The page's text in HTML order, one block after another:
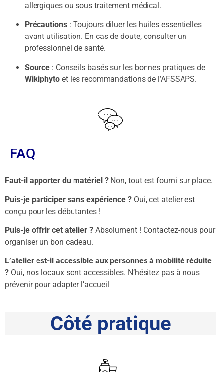
allergiques ou sous traitement médical.
Précautions : Toujours diluer les huiles essentielles
avant utilisation. En cas de doute, consulter un
professionnel de santé.
Source : Conseils basés sur les bonnes pratiques de
Wikiphyto et les recommandations de l’AFSSAPS.
FAQ
Faut-il apporter du matériel ? Non, tout est fourni sur place.
Puis-je participer sans expérience ? Oui, cet atelier est
conçu pour les débutantes !
Puis-je offrir cet atelier ? Absolument ! Contactez-nous pour
organiser un bon cadeau.
L’atelier est-il accessible aux personnes à mobilité réduite
? Oui, nos locaux sont accessibles. N’hésitez pas à nous
prévenir pour adapter l’accueil.
Côté pratique